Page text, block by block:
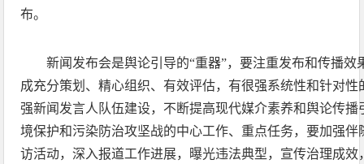
布。
新闻发布会是舆论引导的“重器”，要注重发布和传播效
成充分策划、精心组织、有效评估，有很强系统性和针对
强新闻发言人队伍建设，不断提高现代媒介素养和舆论传
境保护和污染防治攻坚战的中心工作、重点任务，要加强
访活动，深入报道工作进展，曝光违法典型，宣传治理成